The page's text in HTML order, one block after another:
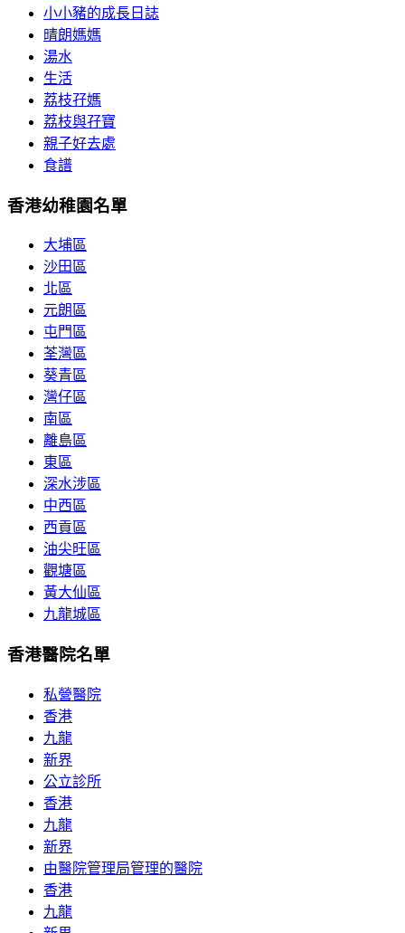
小小豬的成長日誌
晴朗媽媽
湯水
生活
荔枝孖媽
荔枝與孖寶
親子好去處
食譜
香港幼稚園名單
大埔區
沙田區
北區
元朗區
屯門區
荃灣區
葵青區
灣仔區
南區
離島區
東區
深水涉區
中西區
西貢區
油尖旺區
觀塘區
黃大仙區
九龍城區
香港醫院名單
私營醫院
香港
九龍
新界
公立診所
香港
九龍
新界
由醫院管理局管理的醫院
香港
九龍